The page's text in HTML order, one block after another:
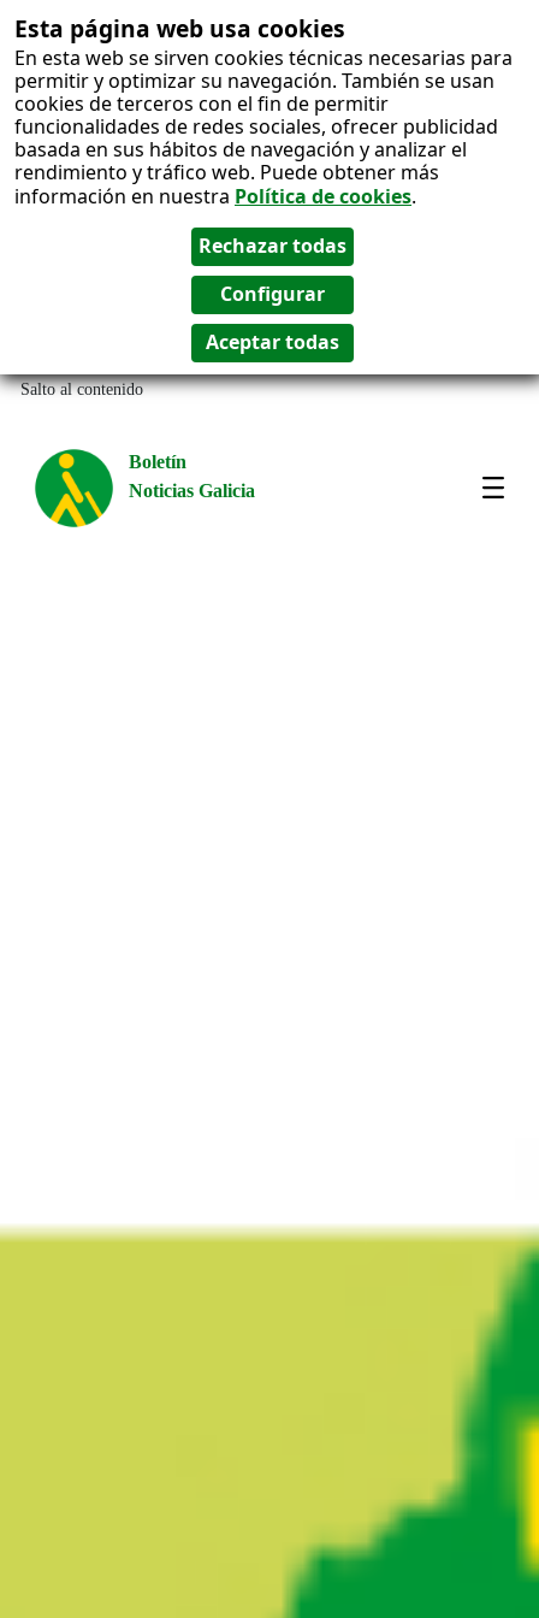
Esta página web usa cookies
En esta web se sirven cookies técnicas necesarias para
permitir y optimizar su navegación. También se usan
cookies de terceros con el fin de permitir
funcionalidades de redes sociales, ofrecer publicidad
basada en sus hábitos de navegación y analizar el
rendimiento y tráfico web. Puede obtener más
información en nuestra Política de cookies.
Salto al contenido
Boletín
Noticias Galicia